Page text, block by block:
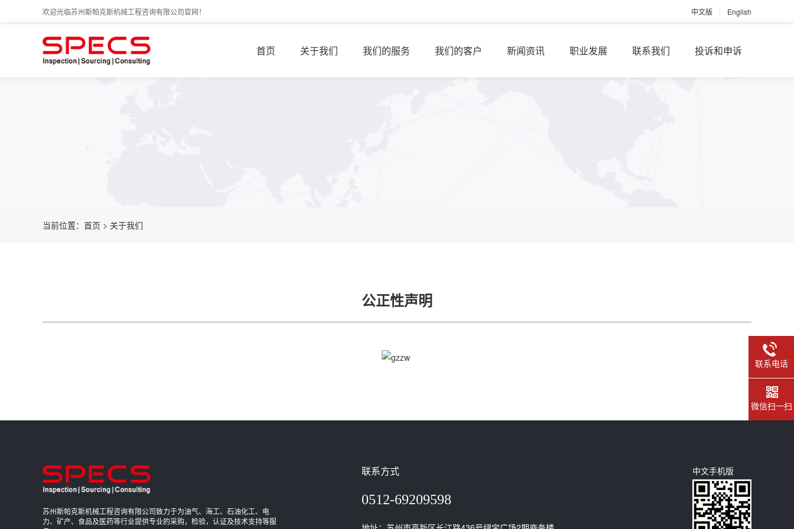
中文版 | English
欢迎光临苏州斯帕克斯机械工程咨询有限公司官网！
首页 关于我们 我们的服务 我们的客户 新闻资讯 职业发展 联系我们 投诉和申诉
当前位置： 首页 > 关于我们
公正性声明
苏州斯帕克斯机械工程咨询有限公司致力于为油气、海工、石油化工、电
力、矿产、食品及医药等行业提供专业的采购，检验，认证及技术支持等服
联系方式
0512-69209598
中文手机版
联系电话
微信扫一扫